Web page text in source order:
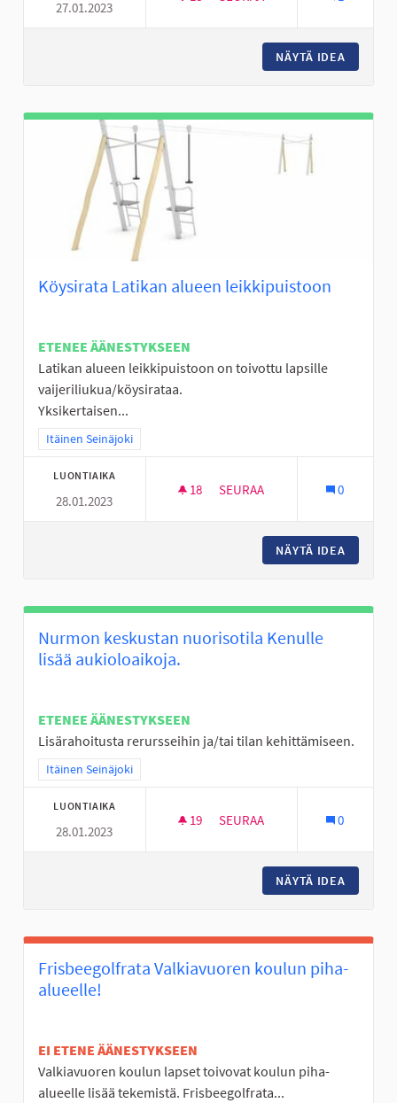
27.01.2023
NÄYTÄ IDEA
Köysirata Latikan alueen leikkipuistoon
ETENEE ÄÄNESTYKSEEN
Latikan alueen leikkipuistoon on toivottu lapsille
vaijeriliukua/köysirataa.
Yksikertaisen...
Rajaa tulokset teeman mukaan: Itäinen Seinäjoki
Itäinen Seinäjoki
LUONTIAIKA
28.01.2023
18 18 SEURAAJAA
SEURAA 0
NÄYTÄ IDEA
Nurmon keskustan nuorisotila Kenulle
lisää aukioloaikoja.
ETENEE ÄÄNESTYKSEEN
Lisärahoitusta rerursseihin ja/tai tilan kehittämiseen.
Rajaa tulokset teeman mukaan: Itäinen Seinäjoki
Itäinen Seinäjoki
LUONTIAIKA
28.01.2023
19 19 SEURAAJAA
SEURAA 0
NÄYTÄ IDEA
Frisbeegolfrata Valkiavuoren koulun piha-
alueelle!
EI ETENE ÄÄNESTYKSEEN
Valkiavuoren koulun lapset toivovat koulun piha-
alueelle lisää tekemistä. Frisbeegolfrata...